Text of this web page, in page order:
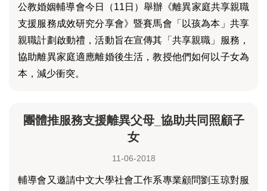
公教婚姻輔導會今日（11日）舉辦《離異家庭共享親職
支援服務成效研究分享會》暨賽馬會「以孩為本」共享
親職計劃啟動禮，活動旨在宣傳其「共享親職」服務，
協助離異家庭適應離婚後生活，教授他們如何以子女為
本，減少衝突。
團體推服務支援離異父母_協助共同照顧子
女
11-06-2018
輔導會又邀請中文大學社會工作系專業顧問劉玉琼對服